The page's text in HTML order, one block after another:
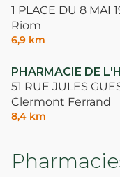
1 PLACE DU 8 MAI
Riom
6,9 km
PHARMACIE DE
51 RUE JULES
Clermont Ferrand
8,4 km